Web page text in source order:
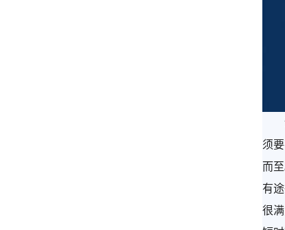
让
须
而
有
很